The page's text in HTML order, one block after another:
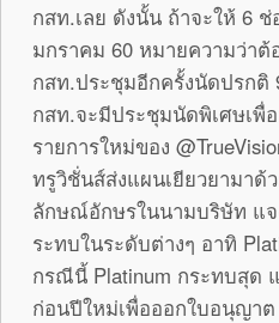
กสท.เลย ดังนั้น ถ้าจะให้ 6
มกราคม 60 หมายความว่า
กสท.ประชุมอีกครั้งนัดปรกติ
กสท.จะมีประชุมนัดพิเศษเพื่
รายการใหม่ของ
ทรูวิชั่นส์ส่งแผนเยียวยามาด้
ลักษณ์อักษรในนามบริษัท แจ
ระทบในระดับต่างๆ อาทิ
กรณีนี้ Platinum กระทบสุด
ก่อนปีใหม่เพื่อออกใบอนุญา